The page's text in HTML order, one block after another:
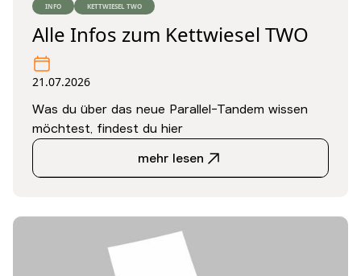
INFO KETTWIESEL TWO
Alle Infos zum Kettwiesel TWO
21.07.2026
Was du über das neue Parallel-Tandem wissen
möchtest, findest du hier
mehr lesen